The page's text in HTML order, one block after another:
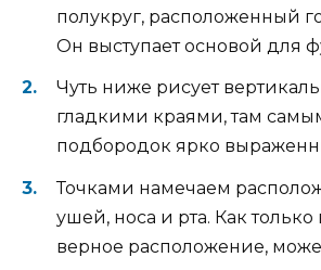
полукруг, расположенный
Он выступает основой для
Чуть ниже рисует
гладкими краями, там
подбородок ярко
Точками намечаем
ушей, носа и рта. Как
верное расположение,